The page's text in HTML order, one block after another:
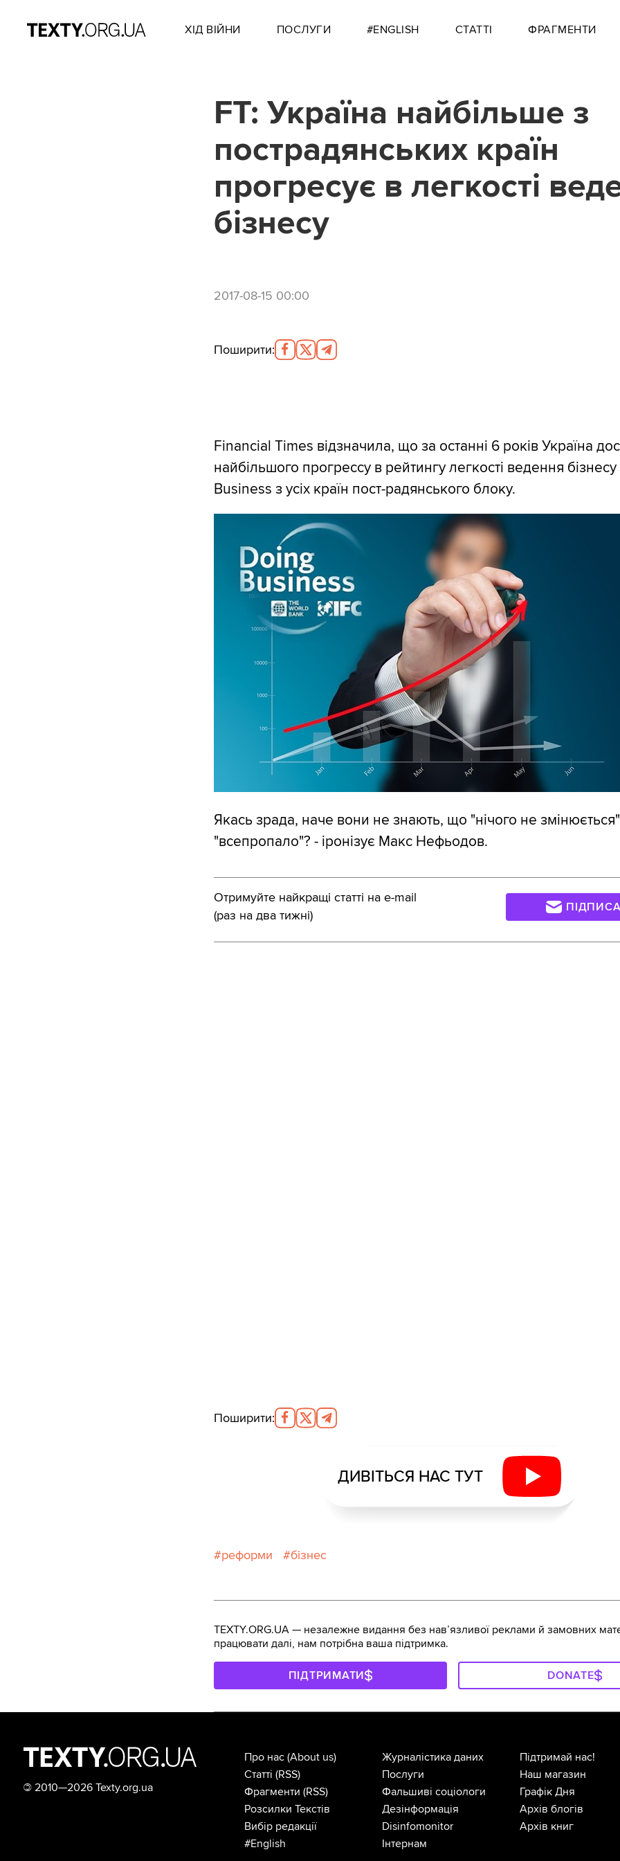
ХІД ВІЙНИ ПОСЛУГИ #ENGLISH СТАТТІ ФРАГМЕНТИ
FT: Україна найбільше з
пострадянських країн
прогресує в легкості
бізнесу
2017-08-15 00:00
Поширити:
Financial Times відзначила, що за останні 6 років Україна
найбільшого прогрессу в рейтингу легкості ведення
Business з усіх країн пост-радянського блоку.
Якась зрада, наче вони не знають, що "нічого не змінюється"
"всепропало"? - іронізує Макс Нефьодов.
Отримуйте найкращі статті на e-mail
(раз на два тижні)
Поширити:
ДИВІТЬСЯ НАС ТУТ
реформи бізнес
TEXTY.ORG.UA — незалежне видання без навʼязливої реклами й замовних
працювати далі, нам потрібна ваша підтримка.
ПІДТРИМАТИ DONATE
© 2010—2026 Texty.org.ua
Про нас (About us)
Статті (RSS)
Фрагменти (RSS)
Розсилки Текстів
Вибір редакції
#English
Журналістика даних
Послуги
Фальшиві соціологи
Дезінформація
Disinfomonitor
Інтернам
Підтримай нас!
Наш магазин
Графік Дня
Архів блогів
Архів книг